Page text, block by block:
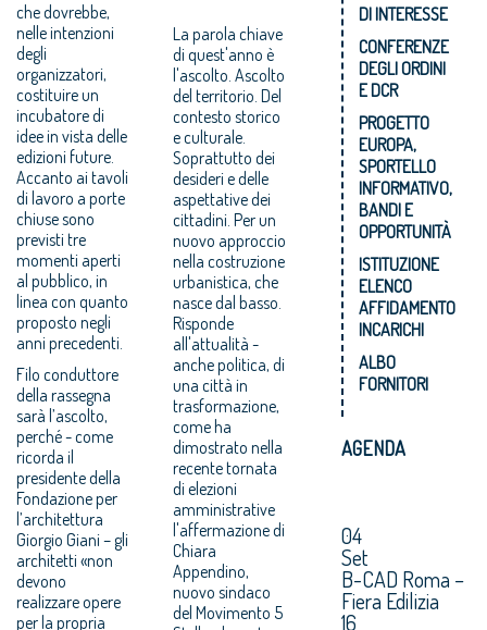
che dovrebbe,
nelle intenzioni
degli
organizzatori,
costituire un
incubatore di
idee in vista delle
edizioni future.
Accanto ai tavoli
di lavoro a porte
chiuse sono
previsti tre
momenti aperti
al pubblico, in
linea con quanto
proposto negli
anni precedenti.
Filo conduttore
della rassegna
sarà l’ascolto,
perché - come
ricorda il
presidente della
Fondazione per
l’architettura
Giorgio Giani – gli
architetti «non
devono
realizzare opere
per la propria
La parola chiave
di quest'anno è
l'ascolto. Ascolto
del territorio. Del
contesto storico
e culturale.
Soprattutto dei
desideri e delle
aspettative dei
cittadini. Per un
nuovo approccio
nella costruzione
urbanistica, che
nasce dal basso.
Risponde
all'attualità -
anche politica, di
una città in
trasformazione,
come ha
dimostrato nella
recente tornata
di elezioni
amministrative
l'affermazione di
Chiara
Appendino,
nuovo sindaco
del Movimento 5
DI INTERESSE
CONFERENZE
DEGLI ORDINI
E DCR
PROGETTO
EUROPA,
SPORTELLO
INFORMATIVO,
BANDI E
OPPORTUNITÀ
ISTITUZIONE
ELENCO
AFFIDAMENTO
INCARICHI
ALBO
FORNITORI
AGENDA
04
Set
B-CAD Roma –
Fiera Edilizia
16